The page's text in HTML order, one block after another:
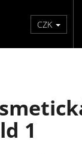
Péče o ruce
CZK
1